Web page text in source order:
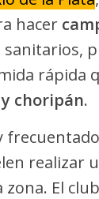
hacer
sanitarios,
rápida
choripán.
realizar
El